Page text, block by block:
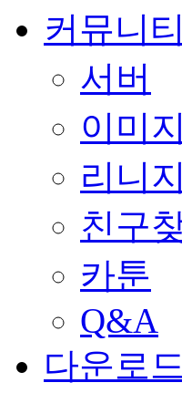
커뮤니티
서버
이미지
리니
친구
카툰
Q&A
다운로드